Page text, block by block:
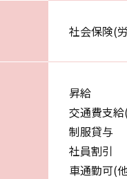
社会保険(
昇給
交通費支
制服貸与
社員割引
車通勤可(